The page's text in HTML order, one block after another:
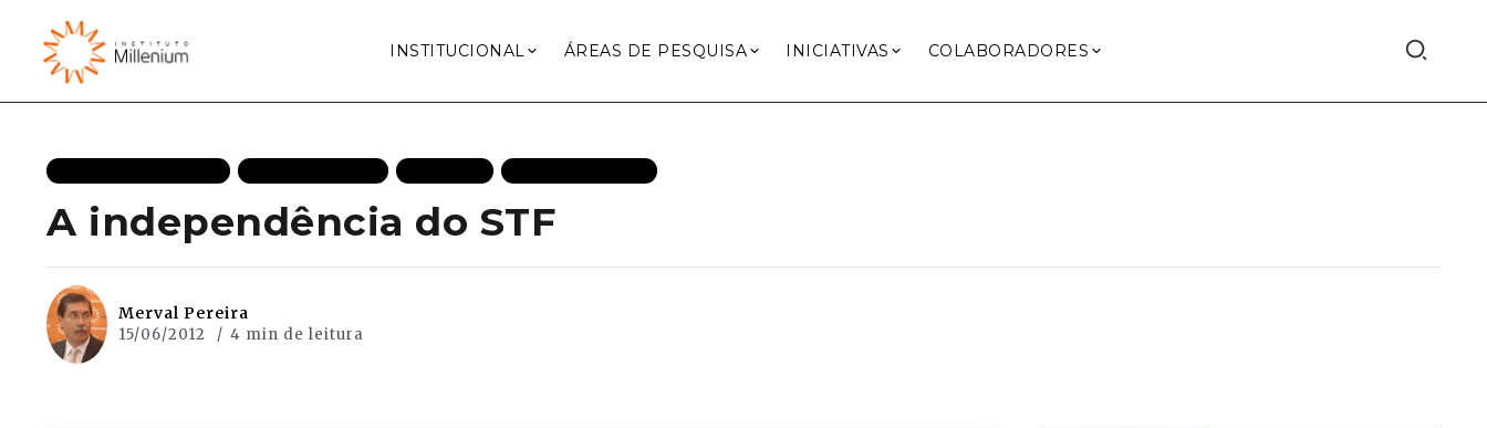
INSTITUCIONAL ÁREAS DE PESQUISA INICIATIVAS COLABORADORES
A independência do STF
Merval Pereira
15/06/2012 4 min de leitura